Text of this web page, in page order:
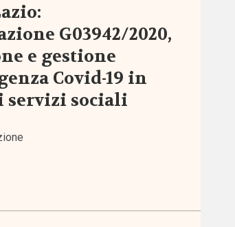
G03942/2020,
e gestione
Covid-19 in
servizi sociali